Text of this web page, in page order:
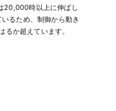
20,000時以上に伸ばし
るため、制御から動き
か超えています。